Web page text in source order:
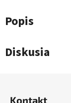
Popis
Diskusia
Kontakt